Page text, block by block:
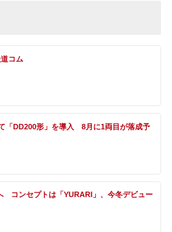
コム
「DD200形」を導入 8月に1両目が落成予
コンセプトは「YURARI」、今冬デビュー